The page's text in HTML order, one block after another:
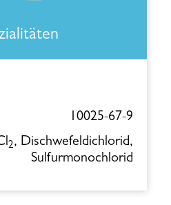
10025-67-9
2, Dischwefeldichlorid,
Sulfurmonochlorid